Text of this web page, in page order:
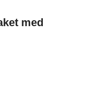
med